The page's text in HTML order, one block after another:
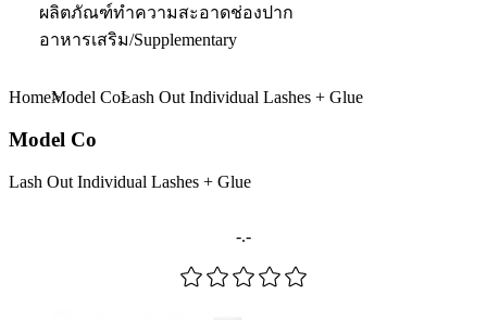
ผลิตภัณฑ์ทำความสะอาดช่องปาก
อาหารเสริม/Supplementary
HomeModel CoLash Out Individual Lashes + Glue
Model Co
Lash Out Individual Lashes + Glue
-.-